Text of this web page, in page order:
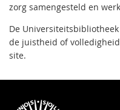
zorg samengesteld en
De
de juistheid of
site.